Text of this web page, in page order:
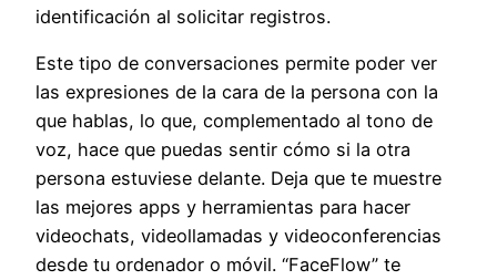
identificación al solicitar registros.
Este tipo de conversaciones permite poder ver
las expresiones de la cara de la persona con la
que hablas, lo que, complementado al tono de
voz, hace que puedas sentir cómo si la otra
persona estuviese delante. Deja que te muestre
las mejores apps y herramientas para hacer
videochats, videollamadas y videoconferencias
desde tu ordenador o móvil. “FaceFlow” te